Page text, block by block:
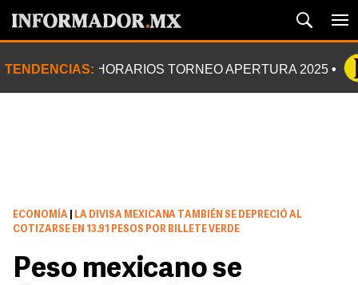
TENDENCIAS: HORARIOS TORNEO APERTURA 2025
ECONOMÍA
LA DIVISA MEXICANA TAMBIÉN SE DEPRECIÓ AL
COTIZARSE EN 13.91 PESOS POR BILLETE VERDE
Peso mexicano se